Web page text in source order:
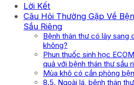
Lời Kết
Câu Hỏi Thường Gặp Về
Sầu Riêng
Bệnh thán thư có lây sang
không?
Phun thuốc sinh học
quả với bệnh thán thư sầu
Mùa khô có cần phòng
8.5. Ngoài lá, bệnh thán